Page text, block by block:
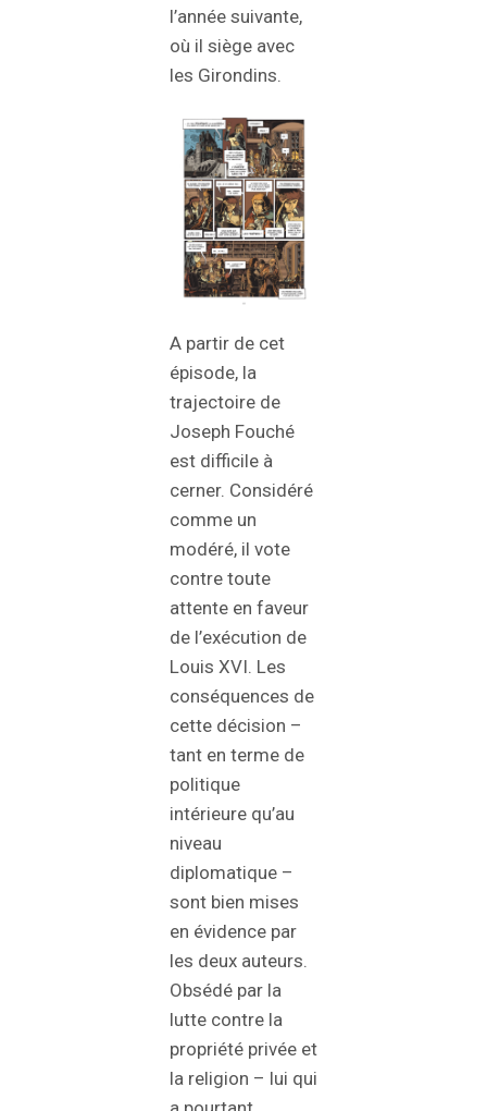
l’année suivante,
où il siège avec
les Girondins.
A partir de cet
épisode, la
trajectoire de
Joseph Fouché
est difficile à
cerner. Considéré
comme un
modéré, il vote
contre toute
attente en faveur
de l’exécution de
Louis XVI. Les
conséquences de
cette décision –
tant en terme de
politique
intérieure qu’au
niveau
diplomatique –
sont bien mises
en évidence par
les deux auteurs.
Obsédé par la
lutte contre la
propriété privée et
la religion – lui qui